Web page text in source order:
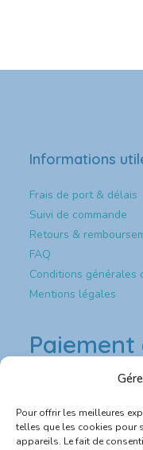
Pour offrir les meilleures
telles que les cookies pour
appareils. Le fait de
Informations
Frais de port & délais
Suivi de commande
Retours &
FAQ
Conditions générales
Mentions légales
Paiement &
💳 Paiement sécurisé